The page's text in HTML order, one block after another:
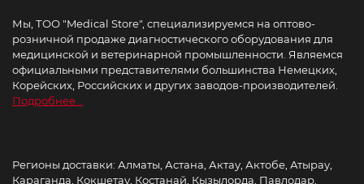
Мы, ТОО "Medical Store", специализируемся на оптово-
розничной продаже диагностического оборудования для
медицинской и ветеринарной промышленности. Являемся
официальными представителями большинства Немецких,
Корейских, Российских и других заводов-производителей.
Подробнее...
Регионы доставки: Алматы, Астана, Актау, Актобе, Атырау,
Караганда, Кокшетау, Костанай, Кызылорда, Павлодар,